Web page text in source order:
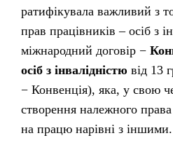
ратифікувала важливий з
прав працівників – осіб з
міжнародний договір −
осіб з інвалідністю від 13
− Конвенція), яка, у свою
створення належного права
на працю нарівні з іншими.